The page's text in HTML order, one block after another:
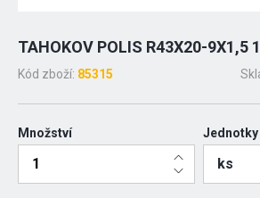
TAHOKOV POLIS R43X20-9X1,5
Kód zboží: 85315
Množství Jednotky
ks